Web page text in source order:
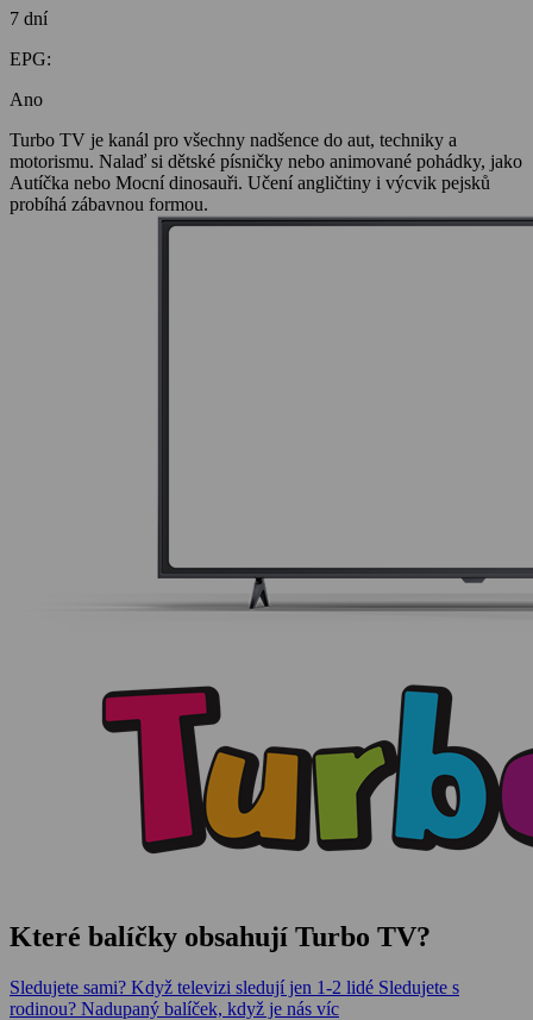
7 dní
EPG:
Ano
Turbo TV je kanál pro všechny nadšence do aut, techniky a
motorismu. Nalaď si dětské písničky nebo animované pohádky, jako
Autíčka nebo Mocní dinosauři. Učení angličtiny i výcvik pejsků
probíhá zábavnou formou.
Které balíčky obsahují Turbo TV?
Sledujete sami? Když televizi sledují jen 1-2 lidé Sledujete s
rodinou? Nadupaný balíček, když je nás víc